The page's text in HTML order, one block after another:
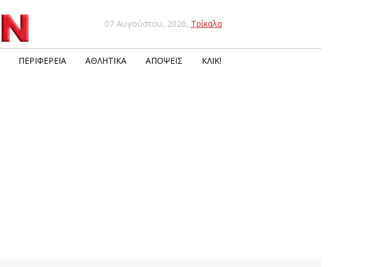
07 Αυγούστου, 2026, Τρίκαλα
ΠΕΡΙΦΈΡΕΙΑ ΑΘΛΗΤΙΚΆ ΑΠΌΨΕΙΣ ΚΛΙΚ!